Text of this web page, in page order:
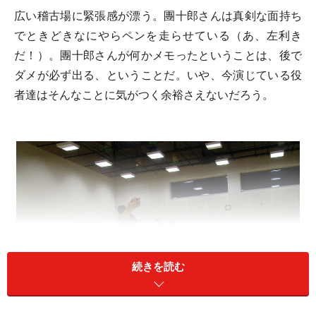
広い稽古場に緊張感が漂う。團十郎さんは真剣な面持ち
でときどきなにやらペンを走らせている（あ、左利き
だ！）。團十郎さんが何かメモったということは、後で
ダメが必ず出る、ということだ。いや、今演じている役
者達はそんなことに気がつく余裕さえないだろう。
続きを読む